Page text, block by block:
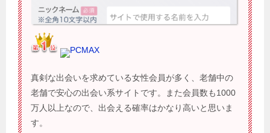
PCMAX
真剣な出会いを求めている女性会員が多く、老舗中の
老舗で安心の出会い系サイトです。また会員数も1000
万人以上なので、出会える確率はかなり高いと思いま
す。